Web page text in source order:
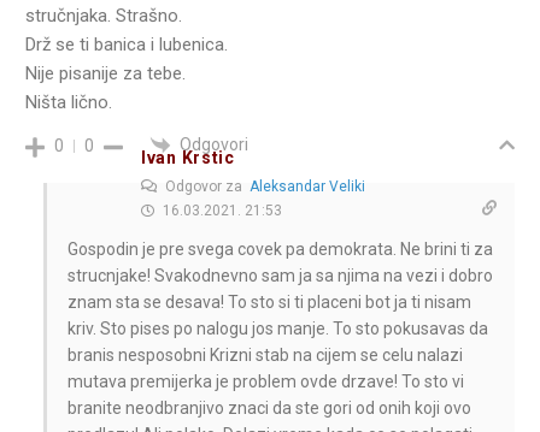
stručnjaka. Strašno.
Drž se ti banica i lubenica.
Nije pisanije za tebe.
Ništa lično.
0 0 Odgovori
Ivan Krstic
Odgovor za Aleksandar Veliki
16.03.2021. 21:53
Gospodin je pre svega covek pa demokrata. Ne brini ti za
strucnjake! Svakodnevno sam ja sa njima na vezi i dobro
znam sta se desava! To sto si ti placeni bot ja ti nisam
kriv. Sto pises po nalogu jos manje. To sto pokusavas da
branis nesposobni Krizni stab na cijem se celu nalazi
mutava premijerka je problem ovde drzave! To sto vi
branite neodbranjivo znaci da ste gori od onih koji ovo